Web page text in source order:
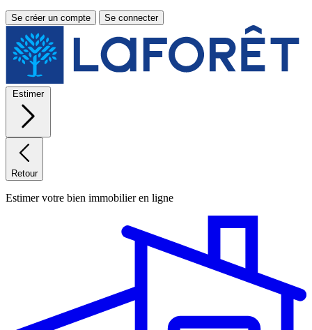
Se créer un compte Se connecter
Estimer
Retour
Estimer votre bien immobilier en ligne